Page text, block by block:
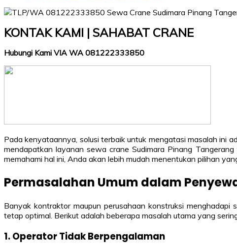
KONTAK KAMI | SAHABAT CRANE
Hubungi Kami VIA WA 081222333850
Pada kenyataannya, solusi terbaik untuk mengatasi masalah ini
mendapatkan layanan sewa crane Sudimara Pinang
memahami hal ini, Anda akan lebih mudah menentukan pilihan
Permasalahan Umum dalam
Banyak kontraktor maupun perusahaan konstruksi
tetap optimal. Berikut adalah beberapa masalah utama yang
1. Operator Tidak Berpengalaman